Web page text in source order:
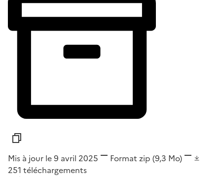
Mis à jour le 9 avril 2025 Format zip (9,3 Mo)
251 téléchargements